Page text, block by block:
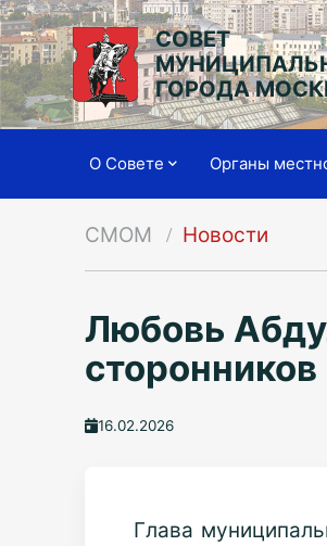
СОВЕТ
ГОРОДА
О Совете Органы
СМОМ Новости
Любовь
16.02.2026
Глава